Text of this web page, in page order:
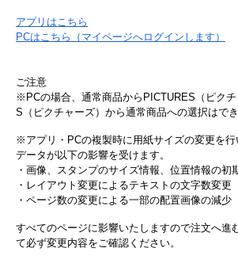
アプリは​こちら
PCは​こちら（マイページへログインします）
ご注意
※PCの場合、通常商品からPICTURES（ピク
S（ピクチャーズ）から通常商品への選択はでき
※アプリ・PCの複製時に​用紙サイズの​変更を​
データが​以下の​影響を​受けます。​
・画像、​スタンプの​サイズ情報、​位置情報の​初
・レイアウト変更に​よる​テキストの​文字数変更
・ページ数の​変更に​よる​一部の​配置画像の​減少
すべての​ページに​影響いたしますので​注文へ​進
て​必ず​変更内容を​ご確認ください。​